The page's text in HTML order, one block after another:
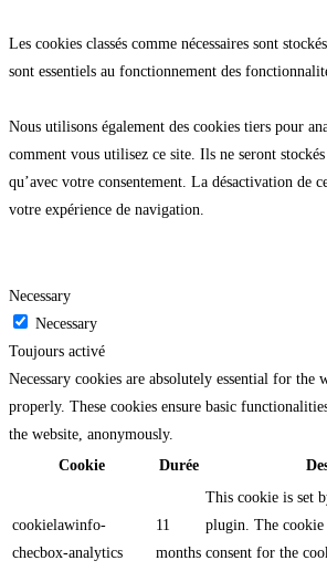
Les cookies classés comme nécessaires sont
sont essentiels au fonctionnement des
Nous utilisons également des cookies tiers pour
comment vous utilisez ce site. Ils ne seront
qu’avec votre consentement. La désactivation de
votre expérience de navigation.
Necessary
Necessary
Toujours activé
Necessary cookies are absolutely essential for the
properly. These cookies ensure basic
the website, anonymously.
Cookie
Durée
cookielawinfo-
checbox-analytics
11
months
This cookie is set
plugin. The cookie
consent for the